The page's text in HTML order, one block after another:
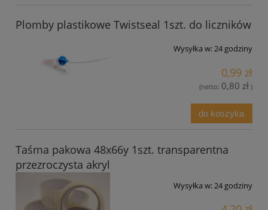
Plomby plastikowe Twistseal 1szt. do liczników
Wysyłka w:24 godziny
0,99 zł
(netto: 0,80 zł )
do koszyka
Taśma pakowa 48x66y 1szt. transparentna
przezroczysta akryl
Wysyłka w: 24 godziny